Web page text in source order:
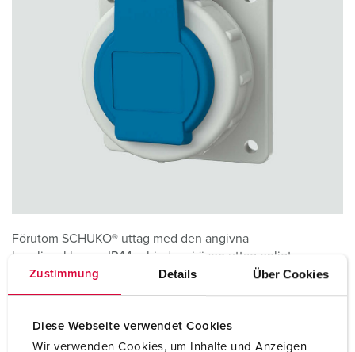
Zustimmung Details Über Cookies
Diese Webseite verwendet Cookies
Wir verwenden Cookies, um Inhalte und Anzeigen
Förutom SCHUKO® uttag med den angivna
kapslingsklassen IP44 erbjuder vi även uttag enligt
SCHUKO®-standard med kapslingsklass IP68 för användning
i våta miljöer, t.ex. hamnar, simbassänger eller
Våra stickproppar och uttag är märkta med relevant